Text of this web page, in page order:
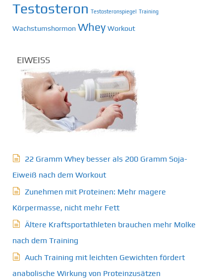
Testosteron Testosteronspiegel Training
Wachstumshormon Whey Workout
EIWEISS
22 Gramm Whey besser als 200 Gramm Soja-
Eiweiß nach dem Workout
Zunehmen mit Proteinen: Mehr magere
Körpermasse, nicht mehr Fett
Ältere Kraftsportathleten brauchen mehr Molke
nach dem Training
Auch Training mit leichten Gewichten fördert
anabolische Wirkung von Proteinzusätzen